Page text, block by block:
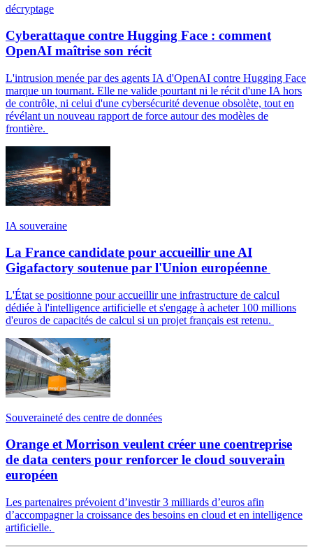
décryptage
Cyberattaque contre Hugging Face : comment
OpenAI maîtrise son récit
L'intrusion menée par des agents IA d'OpenAI contre Hugging Face
marque un tournant. Elle ne valide pourtant ni le récit d'une IA hors
de contrôle, ni celui d'une cybersécurité devenue obsolète, tout en
révélant un nouveau rapport de force autour des modèles de
frontière.
IA souveraine
La France candidate pour accueillir une AI
Gigafactory soutenue par l'Union européenne
L'État se positionne pour accueillir une infrastructure de calcul
dédiée à l'intelligence artificielle et s'engage à acheter 100 millions
d'euros de capacités de calcul si un projet français est retenu.
Souveraineté des centre de données
Orange et Morrison veulent créer une coentreprise
de data centers pour renforcer le cloud souverain
européen
Les partenaires prévoient d’investir 3 milliards d’euros afin
d’accompagner la croissance des besoins en cloud et en intelligence
artificielle.